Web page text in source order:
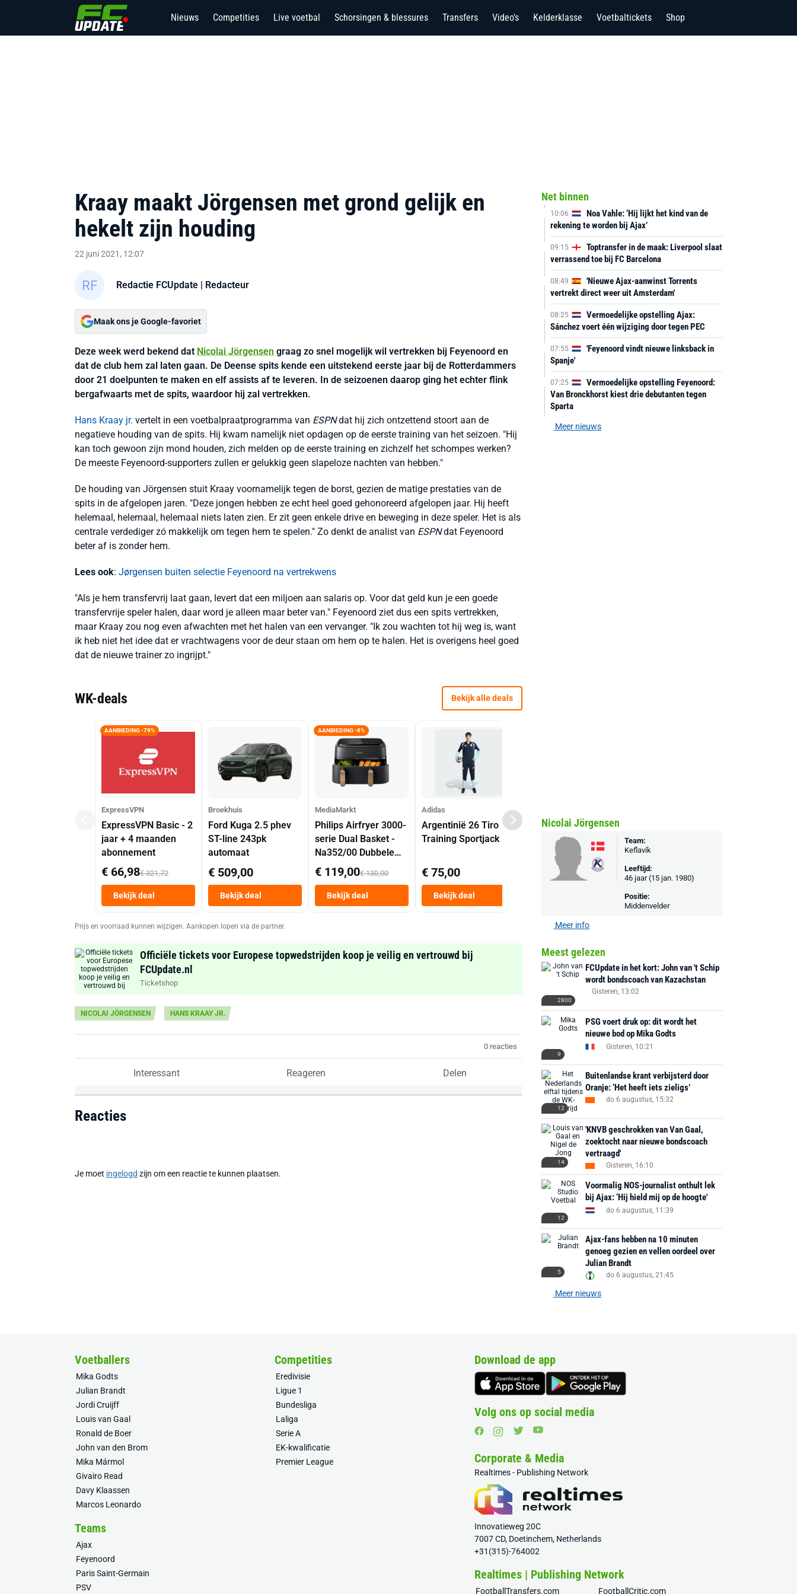
Nieuws Competities Live voetbal Schorsingen & blessures Transfers Video's Kelderklasse Voetbaltickets Shop
Kraay maakt Jörgensen met grond gelijk en
hekelt zijn houding
22 juni 2021, 12:07
Redactie FCUpdate | Redacteur
Maak ons je Google-favoriet
Deze week werd bekend dat Nicolai Jörgensen graag zo snel mogelijk wil vertrekken bij Feyenoord en
dat de club hem zal laten gaan. De Deense spits kende een uitstekend eerste jaar bij de Rotterdammers
door 21 doelpunten te maken en elf assists af te leveren. In de seizoenen daarop ging het echter flink
bergafwaarts met de spits, waardoor hij zal vertrekken.
Hans Kraay jr. vertelt in een voetbalpraatprogramma van ESPNdat hij zich ontzettend stoort aan de
negatieve houding van de spits. Hij kwam namelijk niet opdagen op de eerste training van het seizoen. "Hij
kan toch gewoon zijn mond houden, zich melden op de eerste training en zichzelf het schompes werken?
De meeste Feyenoord-supporters zullen er gelukkig geen slapeloze nachten van hebben."
De houding van Jörgensen stuit Kraay voornamelijk tegen de borst, gezien de matige prestaties van de
spits in de afgelopen jaren. "Deze jongen hebben ze echt heel goed gehonoreerd afgelopen jaar. Hij heeft
helemaal, helemaal, helemaal niets laten zien. Er zit geen enkele drive en beweging in deze speler. Het is als
centrale verdediger zó makkelijk om tegen hem te spelen." Zo denkt de analist van ESPNdat Feyenoord
beter af is zonder hem.
Lees ook: Jørgensen buiten selectie Feyenoord na vertrekwens
"Als je hem transfervrij laat gaan, levert dat een miljoen aan salaris op. Voor dat geld kun je een goede
transfervrije speler halen, daar word je alleen maar beter van." Feyenoord ziet dus een spits vertrekken,
maar Kraay zou nog even afwachten met het halen van een vervanger. "Ik zou wachten tot hij weg is, want
ik heb niet het idee dat er vrachtwagens voor de deur staan om hem op te halen. Het is overigens heel goed
dat de nieuwe trainer zo ingrijpt."
WK-deals Bekijk alle deals
AANBIEDING -79%
ExpressVPN
ExpressVPN Basic - 2
jaar + 4 maanden
abonnement
€ 66,98€ 321,72
Bekijk deal
Broekhuis
Ford Kuga 2.5 phev
ST-line 243pk
automaat
€ 509,00
Bekijk deal
AANBIEDING -8%
MediaMarkt
Philips Airfryer 3000-
serie Dual Basket -
Na352/00 Dubbele
Mand 9 L Tot 6
Personen
Heteluchtfriteuse
Zwart
€ 119,00€ 130,00
Bekijk deal
Adidas
Argentinië 26 Tiro
Training Sportjack
€ 75,00
Bekijk deal
EA Sports FC 26 -
PlayStation 5
€ 29,99
Ground Boots Kids
€ 78,00 € 130,00
Bekijk deal
Prijs en voorraad kunnen wijzigen. Aankopen lopen via de partner.
Officiële tickets voor Europese topwedstrijden koop je veilig en vertrouwd bij
FCUpdate.nl
Ticketshop
NICOLAI JÖRGENSEN HANS KRAAY JR.
0 reacties
Interessant Reageren Delen
Reacties
Je moet ingelogd zijn om een reactie te kunnen plaatsen.
Net binnen
10:06
Noa Vahle: ‘Hij lijkt het kind van de
rekening te worden bij Ajax’
09:15
Toptransfer in de maak: Liverpool slaat
verrassend toe bij FC Barcelona
08:49
'Nieuwe Ajax-aanwinst Torrents
vertrekt direct weer uit Amsterdam'
08:25
Vermoedelijke opstelling Ajax:
Sánchez voert één wijziging door tegen PEC
07:55
'Feyenoord vindt nieuwe linksback in
Spanje'
07:25
Vermoedelijke opstelling Feyenoord:
Van Bronckhorst kiest drie debutanten tegen
Sparta
Meer nieuws
Nicolai Jörgensen
Team:
Keflavík
Leeftijd:
46 jaar (15 jan. 1980)
Positie:
Middenvelder
Meer info
Meest gelezen
2800
FCUpdate in het kort: John van 't Schip
wordt bondscoach van Kazachstan
Gisteren, 13:02
9
PSG voert druk op: dit wordt het
nieuwe bod op Mika Godts
Gisteren, 10:21
12
Buitenlandse krant verbijsterd door
Oranje: ‘Het heeft iets zieligs’
do 6 augustus, 15:32
14
'KNVB geschrokken van Van Gaal,
zoektocht naar nieuwe bondscoach
vertraagd'
Gisteren, 16:10
12
Voormalig NOS-journalist onthult lek
bij Ajax: ‘Hij hield mij op de hoogte'
do 6 augustus, 11:39
5
Ajax-fans hebben na 10 minuten
genoeg gezien en vellen oordeel over
Julian Brandt
do 6 augustus, 21:45
Meer nieuws
Voetballers
Mika Godts
Julian Brandt
Jordi Cruijff
Louis van Gaal
Ronald de Boer
John van den Brom
Mika Mármol
Givairo Read
Davy Klaassen
Marcos Leonardo
Competities
Eredivisie
Ligue 1
Bundesliga
Laliga
Serie A
EK-kwalificatie
Premier League
Teams
Ajax
Feyenoord
Paris Saint-Germain
PSV
Download de app
Volg ons op social media
Corporate & Media
Realtimes - Publishing Network
Innovatieweg 20C
7007 CD, Doetinchem, Netherlands
+31(315)-764002
Realtimes | Publishing Network
FootballTransfers.com FootballCritic.com